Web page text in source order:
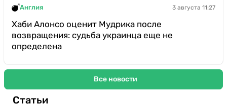
Англия 3 августа 11:27
Хаби Алонсо оценит Мудрика после
возвращения: судьба украинца еще не
определена
Все новости
Статьи